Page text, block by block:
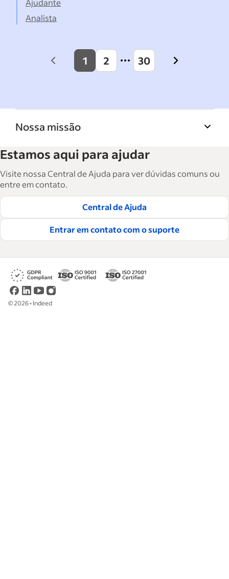
Ajudante
Analista
Previous
1 2 30
Next
Nossa missão
Indeed ajuda empresas a crescer e gerenciar a
força de trabalho. São mais de 15 mil artigos
em seis idiomas, em que você encontra
conselhos táticos, instruções e práticas
recomendadas para ajudar as empresas a
contratar e reter ótimos funcionários.
Leia nossas diretrizes editoriais
Estamos aqui para ajudar
Visite nossa Central de Ajuda para ver dúvidas comuns ou
entre em contato.
Central de Ajuda
Entrar em contato com o suporte
©2026• Indeed